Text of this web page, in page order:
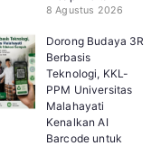
8 Agustus 2026
Dorong Budaya 3R
Berbasis
Teknologi, KKL-
PPM Universitas
Malahayati
Kenalkan AI
Barcode untuk